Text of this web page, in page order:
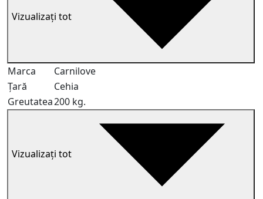
Vizualizați tot
Marca
Carnilove
Țară
Cehia
Greutatea200 kg.
Vizualizați tot